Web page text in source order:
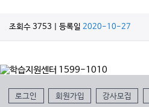
조회수 3753 | 등록일 2020-10-27
로그인 회원가입 강사모집